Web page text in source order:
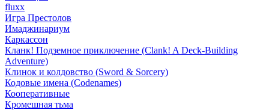
fluxx
Игра Престолов
Имаджинариум
Каркассон
Кланк! Подземное приключение (Clank! A Deck-Building
Adventure)
Клинок и колдовство (Sword & Sorcery)
Кодовые имена (Codenames)
Кооперативные
Кромешная тьма